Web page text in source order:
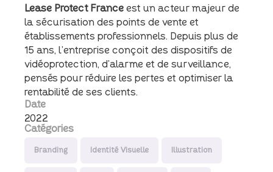
Lease Protect France est un acteur majeur de
la sécurisation des points de vente et
établissements professionnels. Depuis plus de
15 ans, l’entreprise conçoit des dispositifs de
vidéoprotection, d’alarme et de surveillance,
pensés pour réduire les pertes et optimiser la
rentabilité de ses clients.
Date
2022
Catégories
Branding Identité Visuelle Illustration